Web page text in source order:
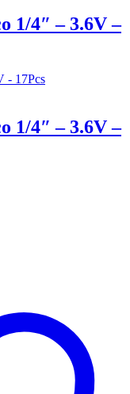
1/4″ – 3.6V –
1/4″ – 3.6V –